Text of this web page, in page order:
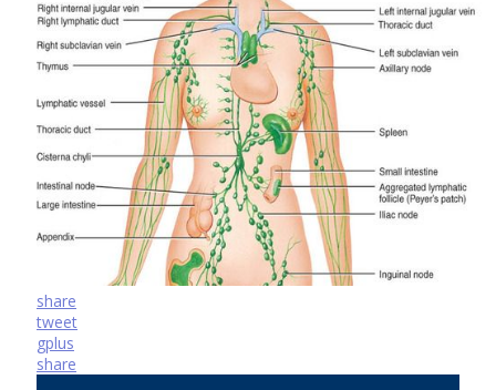
share
tweet
gplus
share